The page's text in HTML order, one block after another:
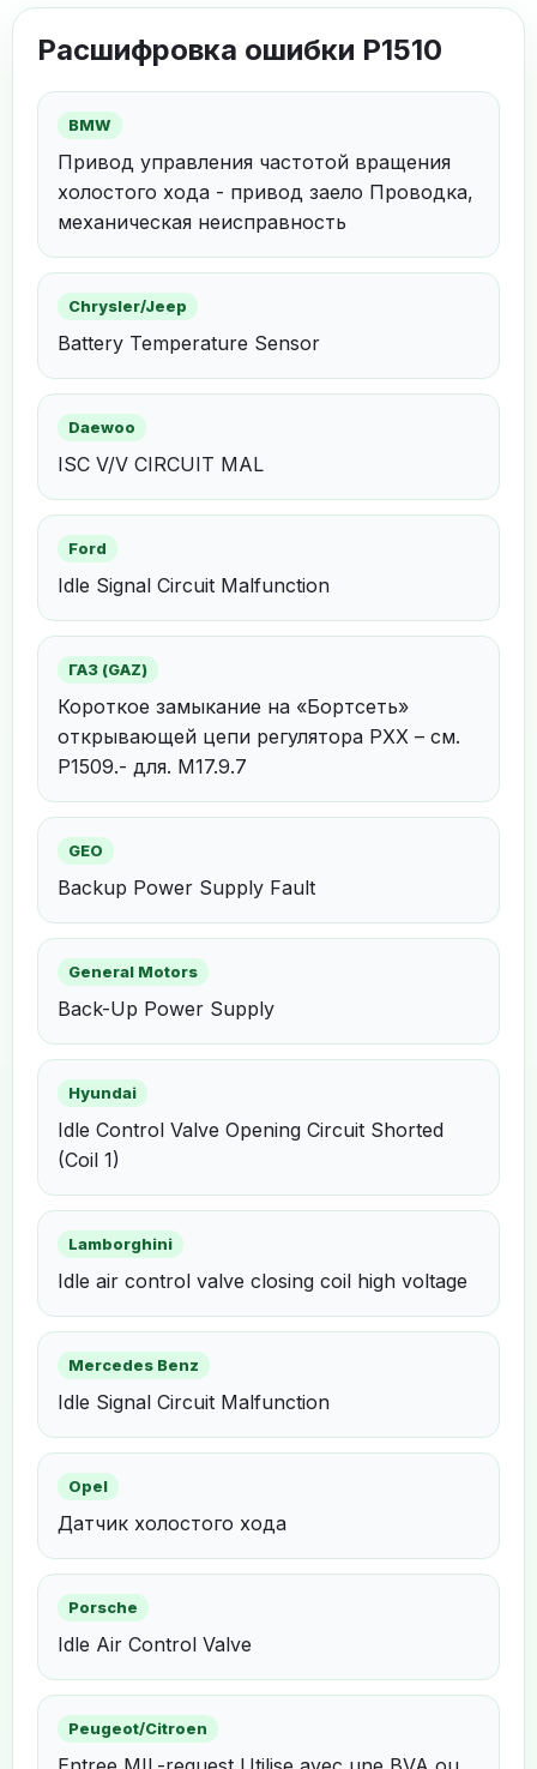
Расшифровка ошибки P1510
BMW
Привод управления частотой вращения
холостого хода - привод заело Проводка,
механическая неисправность
Chrysler/Jeep
Battery Temperature Sensor
Daewoo
ISC V/V CIRCUIT MAL
Ford
Idle Signal Circuit Malfunction
ГАЗ (GAZ)
Короткое замыкание на «Бортсеть»
открывающей цепи регулятора РХХ – см.
P1509.- для. M17.9.7
GEO
Backup Power Supply Fault
General Motors
Back-Up Power Supply
Hyundai
Idle Control Valve Opening Circuit Shorted
(Coil 1)
Lamborghini
Idle air control valve closing coil high voltage
Mercedes Benz
Idle Signal Circuit Malfunction
Opel
Датчик холостого хода
Porsche
Idle Air Control Valve
Peugeot/Citroen